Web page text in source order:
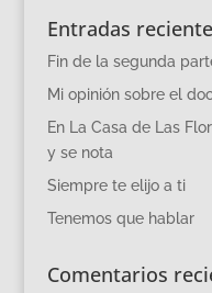
Entradas
Fin de la segunda
Mi opinión sobre el
En La Casa de Las
y se nota
Siempre te elijo a ti
Tenemos que hablar
Comentarios